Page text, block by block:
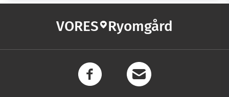
VORES Ryomgård